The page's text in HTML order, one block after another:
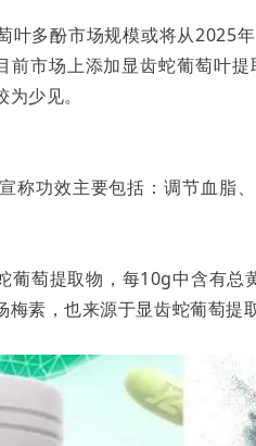
叶多酚市场规模或将从2025
前市场上添加显齿蛇葡萄叶
少见。
称功效主要包括：调节血脂
葡萄提取物，每10g中含有
素，也来源于显齿蛇葡萄提取